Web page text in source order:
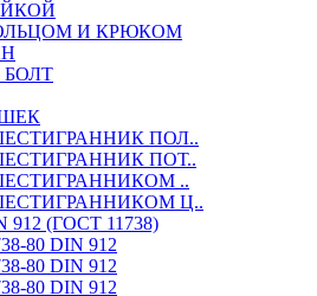
И КРЮКОМ
ПОЛ..
ПОТ..
..
Ц..
912 (ГОСТ 11738)
80 DIN 912
80 DIN 912
80 DIN 912